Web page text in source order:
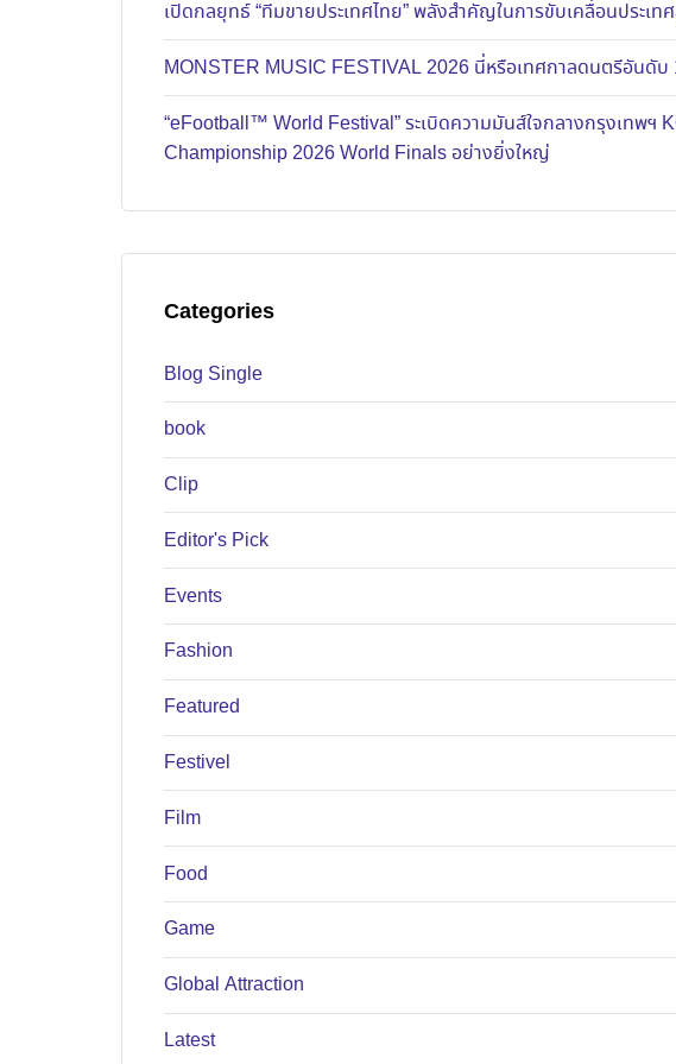
เปิดกลยุทธ์ “ทีมขายประเทศไทย” พลังสำคัญในการขับเคลื่อนประเทศ
MONSTER MUSIC FESTIVAL 2026 นี่หรือเทศกาลดนตรีอันดับ
“eFootball™ World Festival” ระเบิดความมันส์ใจกลางกรุงเทพ
Championship 2026 World Finals อย่างยิ่งใหญ่
Categories
Blog Single
book
Clip
Editor's Pick
Events
Fashion
Featured
Festivel
Film
Food
Game
Global Attraction
Latest